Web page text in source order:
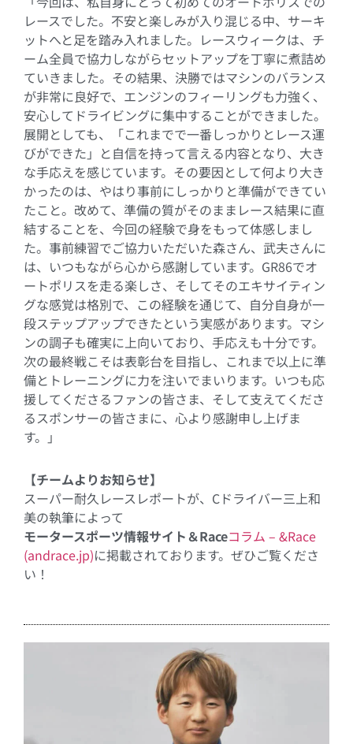
レースでした。不安と楽しみが入り混じる中、サーキ
ットへと足を踏み入れました。レースウィークは、チ
ーム全員で協力しながらセットアップを丁寧に煮詰め
ていきました。その結果、決勝ではマシンのバランス
が非常に良好で、エンジンのフィーリングも力強く、
安心してドライビングに集中することができました。
展開としても、「これまでで一番しっかりとレース運
びができた」と自信を持って言える内容となり、大き
な手応えを感じています。その要因として何より大き
かったのは、やはり事前にしっかりと準備ができてい
たこと。改めて、準備の質がそのままレース結果に直
結することを、今回の経験で身をもって体感しまし
た。事前練習でご協力いただいた森さん、武夫さんに
は、いつもながら心から感謝しています。GR86でオ
ートポリスを走る楽しさ、そしてそのエキサイティン
グな感覚は格別で、この経験を通じて、自分自身が一
段ステップアップできたという実感があります。マシ
ンの調子も確実に上向いており、手応えも十分です。
次の最終戦こそは表彰台を目指し、これまで以上に準
備とトレーニングに力を注いでまいります。いつも応
援してくださるファンの皆さま、そして支えてくださ
るスポンサーの皆さまに、心より感謝申し上げま
す。」
【チームよりお知らせ】
スーパー耐久レースレポートが、 Cドライバー三上和
美の執筆によって
モータースポーツ情報サイト＆Raceコラム – &Race
(andrace.jp)に掲載されております。ぜひご覧くださ
い！